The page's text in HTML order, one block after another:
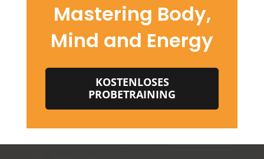
Mastering Body,
Mind and Energy
KOSTENLOSES
PROBETRAINING